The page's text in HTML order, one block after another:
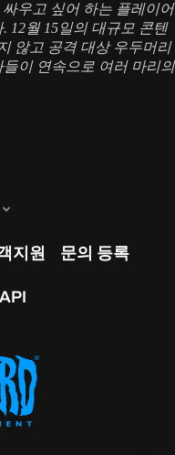
우고 싶어 하는 플레이어
12월 15일의 대규모 콘텐
않고 공격 대상 우두머리
이 연속으로 여러 마리의